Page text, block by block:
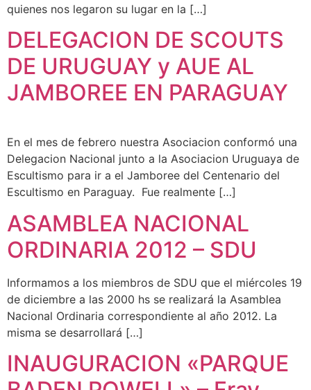
quienes nos legaron su lugar en la […]
DELEGACION DE SCOUTS
DE URUGUAY y AUE AL
JAMBOREE EN PARAGUAY
En el mes de febrero nuestra Asociacion conformó una
Delegacion Nacional junto a la Asociacion Uruguaya de
Escultismo para ir a el Jamboree del Centenario del
Escultismo en Paraguay. Fue realmente […]
ASAMBLEA NACIONAL
ORDINARIA 2012 – SDU
Informamos a los miembros de SDU que el miércoles 19
de diciembre a las 2000 hs se realizará la Asamblea
Nacional Ordinaria correspondiente al año 2012. La
misma se desarrollará […]
INAUGURACION «PARQUE